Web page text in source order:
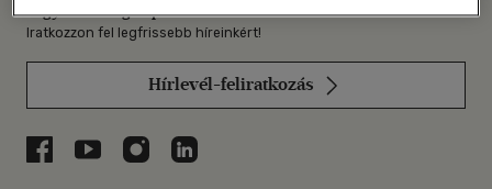
Legyen mindig képben az irodalommal!
Iratkozzon fel legfrissebb híreinkért!
Hírlevél-feliratkozás
Libri a Facebookon
Libri a Youtube-on
Libri az Instagramon
Libri a LinkedInen